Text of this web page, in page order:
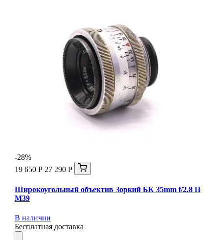
-28%
19 650 Р 27 290 Р
Широкоугольный объектив Зоркий БК 35mm f/2.8 П
М39
В наличии
Бесплатная доставка